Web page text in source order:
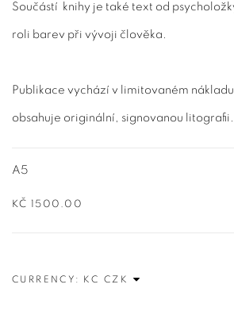
Součástí knihy je také text od
roli barev při vývoji člověka.
Publikace vychází v limitovaném
obsahuje originální, signovanou litografii.
A5
KČ 1500.00
CURRENCY: